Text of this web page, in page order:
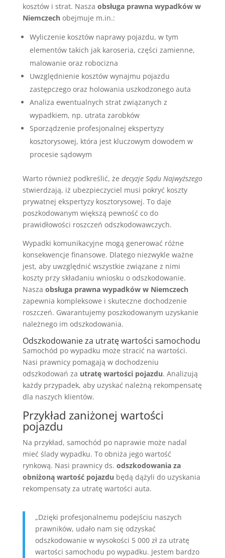
kosztów i strat. Nasza obsługa prawna wypadków w
Niemczechobejmuje m.in.:
Wyliczenie kosztów naprawy pojazdu, w tym
elementów takich jak karoseria, części zamienne,
malowanie oraz robocizna
Uwzględnienie kosztów wynajmu pojazdu
zastępczego oraz holowania uszkodzonego auta
Analiza ewentualnych strat związanych z
wypadkiem, np. utrata zarobków
Sporządzenie profesjonalnej ekspertyzy
kosztorysowej, która jest kluczowym dowodem w
procesie sądowym
Warto również podkreślić, że decyzje Sądu Najwyższego
stwierdzają, iż ubezpieczyciel musi pokryć koszty
prywatnej ekspertyzy kosztorysowej. To daje
poszkodowanym większą pewność co do
prawidłowości roszczeń odszkodowawczych.
Wypadki komunikacyjne mogą generować różne
konsekwencje finansowe. Dlatego niezwykle ważne
jest, aby uwzględnić wszystkie związane z nimi
koszty przy składaniu wniosku o odszkodowanie.
Nasza obsługa prawna wypadków w Niemczech
zapewnia kompleksowe i skuteczne dochodzenie
roszczeń. Gwarantujemy poszkodowanym uzyskanie
należnego im odszkodowania.
Odszkodowanie za utratę wartości samochodu
Samochód po wypadku może stracić na wartości.
Nasi prawnicy pomagają w dochodzeniu
odszkodowań za utratę wartości pojazdu. Analizują
każdy przypadek, aby uzyskać należną rekompensatę
dla naszych klientów.
Przykład zaniżonej wartości
pojazdu
Na przykład, samochód po naprawie może nadal
mieć ślady wypadku. To obniża jego wartość
rynkową. Nasi prawnicy ds. odszkodowania za
obniżoną wartość pojazdu będą dążyli do uzyskania
rekompensaty za utratę wartości auta.
„Dzięki profesjonalnemu podejściu naszych
prawników, udało nam się odzyskać
odszkodowanie w wysokości 5 000 zł za utratę
wartości samochodu po wypadku. Jestem bardzo